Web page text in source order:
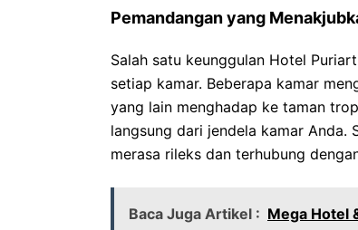
Pemandangan yang
Salah satu keunggulan Hotel
setiap kamar. Beberapa kamar
yang lain menghadap ke taman
langsung dari jendela kamar Anda.
merasa rileks dan terhubung
Baca Juga Artikel : Mega Hotel